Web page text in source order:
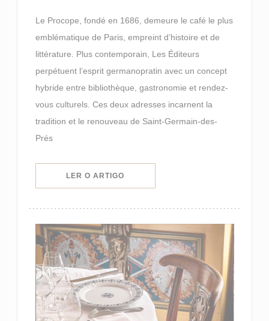
Le Procope, fondé en 1686, demeure le café le plus
emblématique de Paris, empreint d’histoire et de
littérature. Plus contemporain, Les Éditeurs
perpétuent l’esprit germanopratin avec un concept
hybride entre bibliothèque, gastronomie et rendez-
vous culturels. Ces deux adresses incarnent la
tradition et le renouveau de Saint-Germain-des-
Prés
LER O ARTIGO